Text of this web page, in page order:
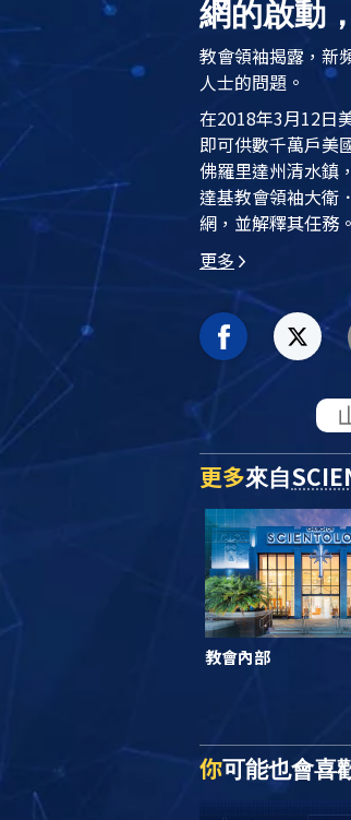
網的啟動
教會領袖揭露，新
人士的問題。
在2018年3月12日
即可供數千萬戶美
佛羅里達州清水鎮
達基教會領袖大衛
網，並解釋其任務。
更多
更多來自
教會內部
你可能也會喜